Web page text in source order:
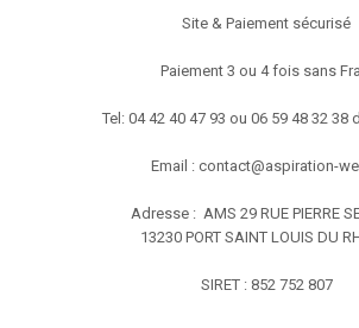
Site & Paiement sécurisé
Paiement 3 ou 4 fois sans
Tel: 04 42 40 47 93 ou 06 59 48 32 38
Email : contact@aspiration-
Adresse : AMS 29 RUE PIERRE
13230 PORT SAINT LOUIS DU
SIRET : 852 752 807